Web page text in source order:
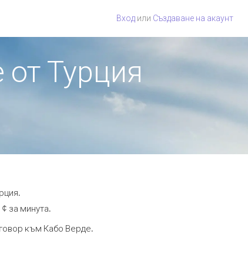
Вход или Създаване на акаунт
Турция
за минута.
към Кабо Верде.